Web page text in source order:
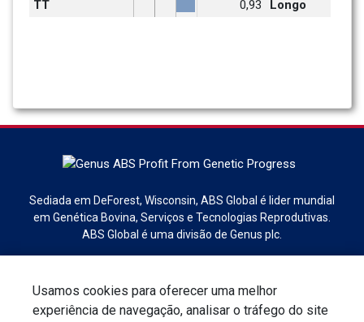
TT
0,93 Longo
Usamos cookies para oferecer uma melhor
experiência de navegação, analisar o tráfego do site
Sediada em DeForest, Wisconsin, ABS Global é lider mundial
em Genética Bovina, Serviços e Tecnologias Reprodutivas.
ABS Global é uma divisão de Genus plc.